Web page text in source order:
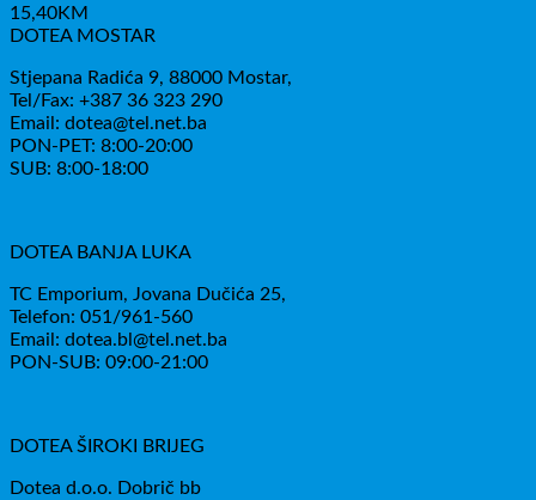
15,40KM
DOTEA MOSTAR
Stjepana Radića 9, 88000 Mostar,
Tel/Fax: +387 36 323 290
Email: dotea@tel.net.ba
PON-PET: 8:00-20:00
SUB: 8:00-18:00
DOTEA BANJA LUKA
TC Emporium, Jovana Dučića 25,
Telefon: 051/961-560
Email: dotea.bl@tel.net.ba
PON-SUB: 09:00-21:00
DOTEA ŠIROKI BRIJEG
Dotea d.o.o. Dobrič bb